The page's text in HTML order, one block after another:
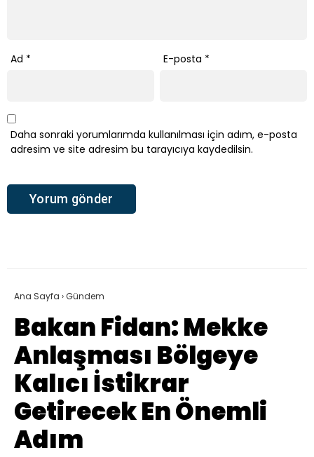
Ad * E-posta *
Daha sonraki yorumlarımda kullanılması için adım, e-posta
adresim ve site adresim bu tarayıcıya kaydedilsin.
Ana Sayfa ›Gündem
Bakan Fidan: Mekke
Anlaşması Bölgeye
Kalıcı İstikrar
Getirecek En Önemli
Adım